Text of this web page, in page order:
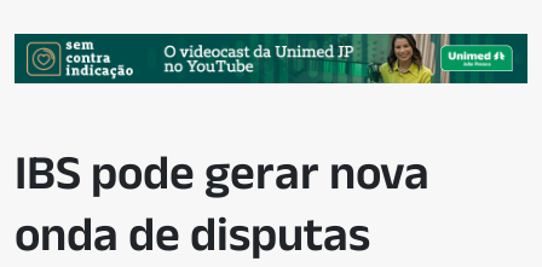
IBS pode gerar nova
onda de disputas